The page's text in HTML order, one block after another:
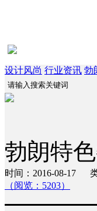
设计风尚 行业资讯 勃
勃朗特
时间：2016-08-17
（阅览：5203）